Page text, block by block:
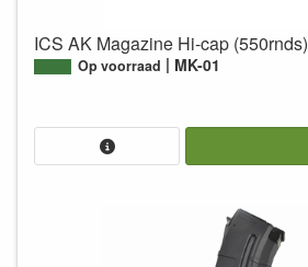
ICS AK Magazine Hi-cap (550rnds)
Op voorraad MK-01